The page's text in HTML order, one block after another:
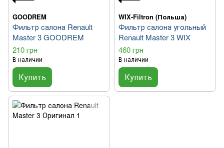
GOODREM
Фильтр салона Renault
Master 3 GOODREM
210 грн
В наличии
Купить
WIX-Filtron (Польша)
Фильтр салона угольный
Renault Master 3 WIX
460 грн
В наличии
Купить